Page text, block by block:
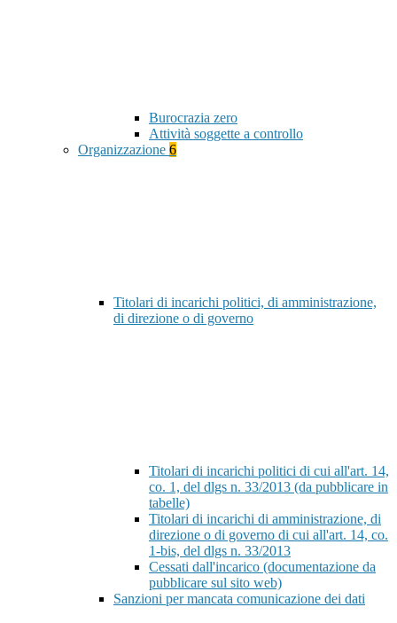
Burocrazia zero
Attività soggette a controllo
Organizzazione 6
Titolari di incarichi politici, di amministrazione,
di direzione o di governo
Titolari di incarichi politici di cui all'art. 14,
co. 1, del dlgs n. 33/2013 (da pubblicare in
tabelle)
Titolari di incarichi di amministrazione, di
direzione o di governo di cui all'art. 14, co.
1-bis, del dlgs n. 33/2013
Cessati dall'incarico (documentazione da
pubblicare sul sito web)
Sanzioni per mancata comunicazione dei dati